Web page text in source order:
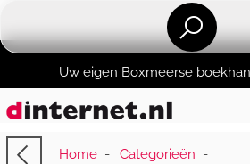
Uw eigen Boxmeerse
Home- Categorieën -